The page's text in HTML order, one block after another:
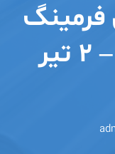
مورخ چهارشنبه – ۲ تیر